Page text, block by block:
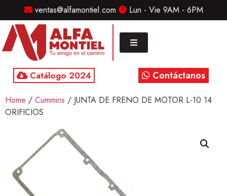
ventas@alfamontiel.com Lun - Vie 9AM - 6PM
Catálogo 2024 Contáctanos
MENU
Home
Marcas
Refaccionarias
Diesel
Contacto
/
Sucursales
Home / Cummins / JUNTA DE FRENO DE MOTOR L-10 14
ORIFICIOS